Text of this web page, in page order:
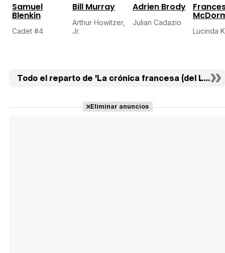
Samuel
Blenkin
Cadet #4
Bill Murray
Arthur Howitzer,
Jr.
Adrien Brody
Julian Cadazio
Lucinda
Todo el reparto de 'La crónica francesa (del
Eliminar anuncios